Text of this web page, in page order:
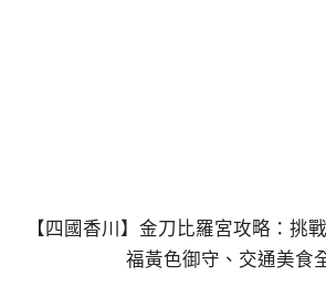
【四國香川】金刀比羅宮攻略：挑
福黃色御守、交通美食